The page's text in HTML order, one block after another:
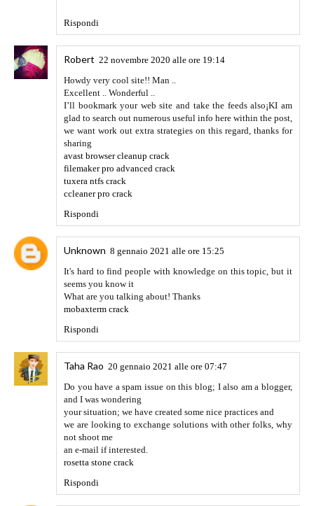
Rispondi
Robert 22 novembre 2020 alle ore 19:14
Howdy very cool site!! Man ..
Excellent .. Wonderful ..
I’ll bookmark your web site and take the feeds also¡KI am
glad to search out numerous useful info here within the post,
we want work out extra strategies on this regard, thanks for
sharing
avast browser cleanup crack
filemaker pro advanced crack
tuxera ntfs crack
ccleaner pro crack
Rispondi
Unknown 8 gennaio 2021 alle ore 15:25
It's hard to find people with knowledge on this topic, but it
seems you know it
What are you talking about! Thanks
mobaxterm crack
Rispondi
Taha Rao 20 gennaio 2021 alle ore 07:47
Do you have a spam issue on this blog; I also am a blogger,
and I was wondering
your situation; we have created some nice practices and
we are looking to exchange solutions with other folks, why
not shoot me
an e-mail if interested.
rosetta stone crack
Rispondi